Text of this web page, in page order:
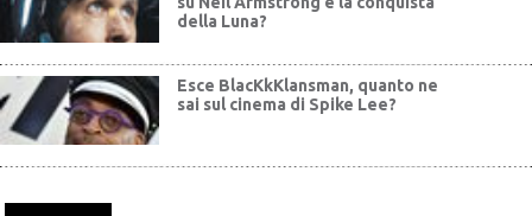
della Luna?
Esce BlacKkKlansman, quanto ne
sai sul cinema di Spike Lee?